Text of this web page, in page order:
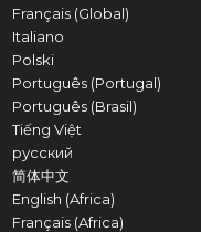
Français (Global)
Italiano
Polski
Português (Portugal)
Português (Brasil)
Tiếng Việt
русский
简体中文
English (Africa)
Français (Africa)